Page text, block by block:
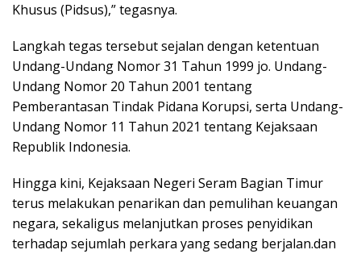
Khusus (Pidsus),” tegasnya.
Langkah tegas tersebut sejalan dengan ketentuan
Undang-Undang Nomor 31 Tahun 1999 jo. Undang-
Undang Nomor 20 Tahun 2001 tentang
Pemberantasan Tindak Pidana Korupsi, serta Undang-
Undang Nomor 11 Tahun 2021 tentang Kejaksaan
Republik Indonesia.
Hingga kini, Kejaksaan Negeri Seram Bagian Timur
terus melakukan penarikan dan pemulihan keuangan
negara, sekaligus melanjutkan proses penyidikan
terhadap sejumlah perkara yang sedang berjalan.dan